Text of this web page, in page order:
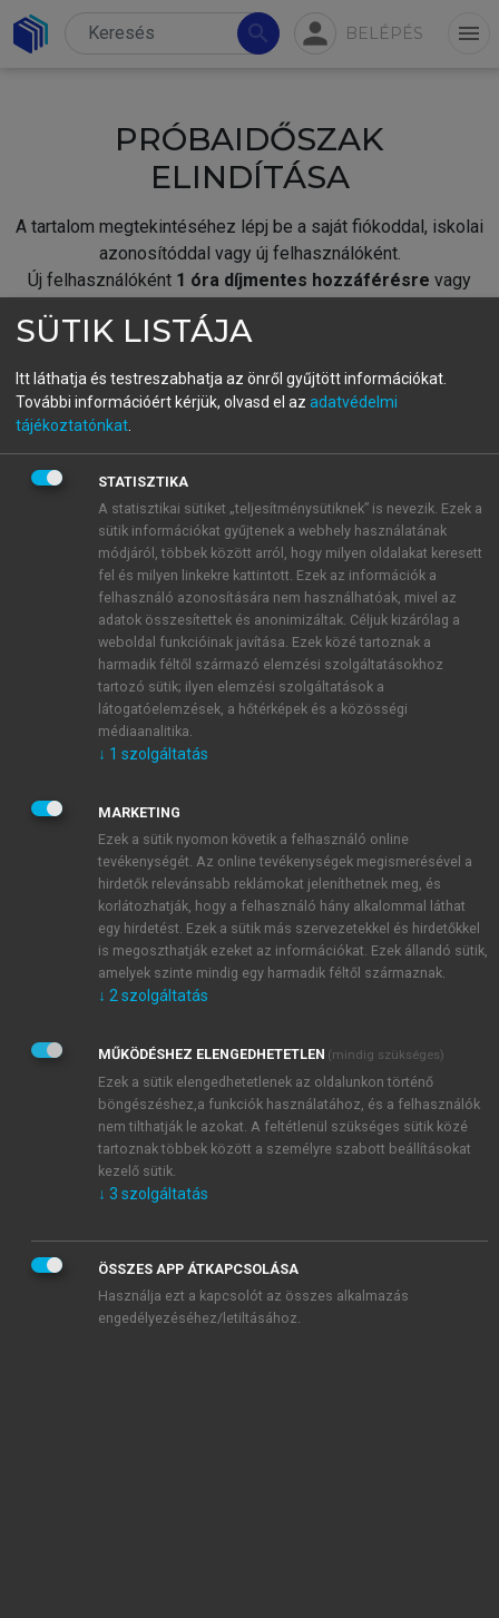
search person BELÉPÉS menu
PRÓBAIDŐSZAK
ELINDÍTÁSA
A tartalom megtekintéséhez lépj be a saját fiókoddal, iskolai
azonosítóddal vagy új felhasználóként.
Új felhasználóként 1 óra díjmentes hozzáférésre vagy
fiókoddal,vagy hozz létre új fiókot.
A regisztráció után apróbaidőszakautomatikusan
BELÉPÉS SAJÁT FIÓKKAL
ÚJ FIÓK LÉTREHOZÁSA
1 óra díjmentes hozzáférés
E-MAIL-CÍM
JELSZÓ
JELSZÓ ÚJRA
Kérek értesítést a MeRSZ újdonságairól, akcióiról.
Kérek értesítést az Akadémiai Kiadó Zrt. újdonságairól,
Adatkezelési tájékoztatóbanfoglaltakat tudomásul
veszem és elfogadom.
Általános vásárlási feltételeket, valamint a szotar.netés a
mersz.huoldalak licencszerződéseiben foglaltakat
tudomásul veszem és elfogadom.
KIPRÓBÁLOM
SÜTIK LISTÁJA
Itt láthatja és testreszabhatja az önről gyűjtött információkat.
További információért kérjük, olvasd el az adatvédelmi
tájékoztatónkat
STATISZTIKA
A statisztikai sütiket „teljesítménysütiknek” is nevezik. Ezek a
sütik információkat gyűjtenek a webhely használatának
módjáról, többek között arról, hogy milyen oldalakat keresett
fel és milyen linkekre kattintott. Ezek az információk a
felhasználó azonosítására nem használhatóak, mivel az
adatok összesítettek és anonimizáltak. Céljuk kizárólag a
weboldal funkcióinak javítása. Ezek közé tartoznak a
harmadik féltől származó elemzési szolgáltatásokhoz
tartozó sütik; ilyen elemzési szolgáltatások a
látogatóelemzések, a hőtérképek és a közösségi
médiaanalitika.
↓ 1 szolgáltatás
MARKETING
Ezek a sütik nyomon követik a felhasználó online
tevékenységét. Az online tevékenységek megismerésével a
hirdetők relevánsabb reklámokat jeleníthetnek meg, és
korlátozhatják, hogy a felhasználó hány alkalommal láthat
egy hirdetést. Ezek a sütik más szervezetekkel és hirdetőkkel
is megoszthatják ezeket az információkat. Ezek állandó sütik,
amelyek szinte mindig egy harmadik féltől származnak.
↓ 2 szolgáltatás
MŰKÖDÉSHEZ ELENGEDHETETLEN (mindig szükséges)
Ezek a sütik elengedhetetlenek az oldalunkon történő
böngészéshez,a funkciók használatához, és a felhasználók
nem tilthatják le azokat. A feltétlenül szükséges sütik közé
tartoznak többek között a személyre szabott beállításokat
kezelő sütik.
↓ 3 szolgáltatás
ÖSSZES APP ÁTKAPCSOLÁSA
Használja ezt a kapcsolót az összes alkalmazás
engedélyezéséhez/letiltásához.